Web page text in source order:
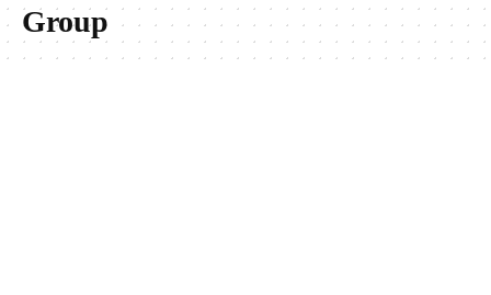
Group